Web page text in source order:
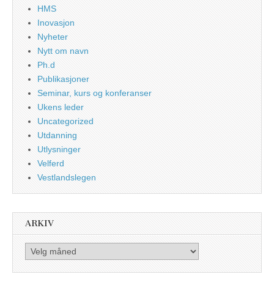
HMS
Inovasjon
Nyheter
Nytt om navn
Ph.d
Publikasjoner
Seminar, kurs og konferanser
Ukens leder
Uncategorized
Utdanning
Utlysninger
Velferd
Vestlandslegen
ARKIV
Arkiv